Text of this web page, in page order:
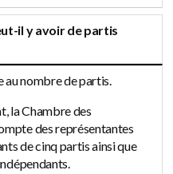
il y avoir de partis
au nombre de partis.
la Chambre des
des représentantes
de cinq partis ainsi que